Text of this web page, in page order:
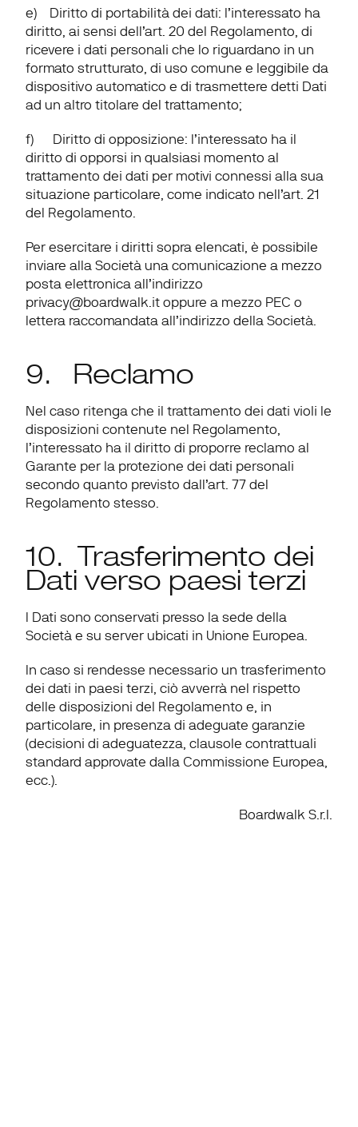
e) Diritto di portabilità dei dati: l’interessato ha
diritto, ai sensi dell’art. 20 del Regolamento, di
ricevere i dati personali che lo riguardano in un
formato strutturato, di uso comune e leggibile da
dispositivo automatico e di trasmettere detti Dati
ad un altro titolare del trattamento;
f) Diritto di opposizione: l’interessato ha il
diritto di opporsi in qualsiasi momento al
trattamento dei dati per motivi connessi alla sua
situazione particolare, come indicato nell’art. 21
del Regolamento.
Per esercitare i diritti sopra elencati, è possibile
inviare alla Società una comunicazione a mezzo
privacy@boardwalk.it oppure a mezzo PEC o
lettera raccomandata all’indirizzo della Società.
9.   Reclamo
Nel caso ritenga che il trattamento dei dati violi le
disposizioni contenute nel Regolamento,
l’interessato ha il diritto di proporre reclamo al
Garante per la protezione dei dati personali
secondo quanto previsto dall’art. 77 del
Regolamento stesso.
10.  Trasferimento dei
Dati verso paesi terzi
I Dati sono conservati presso la sede della
Società e su server ubicati in Unione Europea.
In caso si rendesse necessario un trasferimento
dei dati in paesi terzi, ciò avverrà nel rispetto
delle disposizioni del Regolamento e, in
particolare, in presenza di adeguate garanzie
(decisioni di adeguatezza, clausole contrattuali
standard approvate dalla Commissione Europea,
ecc.).
Boardwalk S.r.l.